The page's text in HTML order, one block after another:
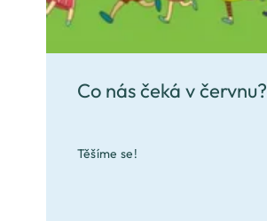
Co nás čeká v červnu?
Těšíme se!